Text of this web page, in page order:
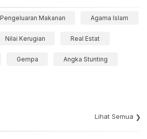
Pengeluaran Makanan Agama Islam
Nilai Kerugian Real Estat
Gempa Angka Stunting
Lihat Semua